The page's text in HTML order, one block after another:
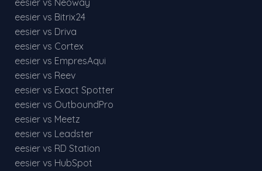
eesier vs Neoway
eesier vs Bitrix24
eesier vs Driva
eesier vs Cortex
eesier vs EmpresAqui
eesier vs Reev
eesier vs Exact Spotter
eesier vs OutboundPro
eesier vs Meetz
eesier vs Leadster
eesier vs RD Station
eesier vs HubSpot